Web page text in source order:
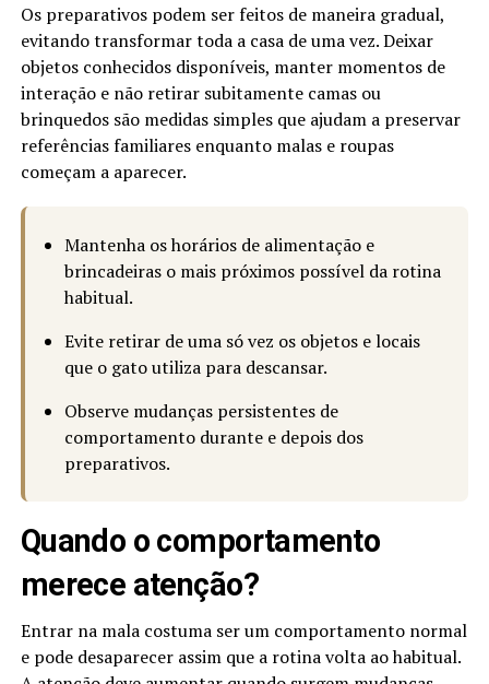
Os preparativos podem ser feitos de maneira gradual,
evitando transformar toda a casa de uma vez. Deixar
objetos conhecidos disponíveis, manter momentos de
interação e não retirar subitamente camas ou
brinquedos são medidas simples que ajudam a preservar
referências familiares enquanto malas e roupas
começam a aparecer.
Mantenha os horários de alimentação e
brincadeiras o mais próximos possível da rotina
habitual.
Evite retirar de uma só vez os objetos e locais
que o gato utiliza para descansar.
Observe mudanças persistentes de
comportamento durante e depois dos
preparativos.
Quando o comportamento
merece atenção?
Entrar na mala costuma ser um comportamento normal
e pode desaparecer assim que a rotina volta ao habitual.